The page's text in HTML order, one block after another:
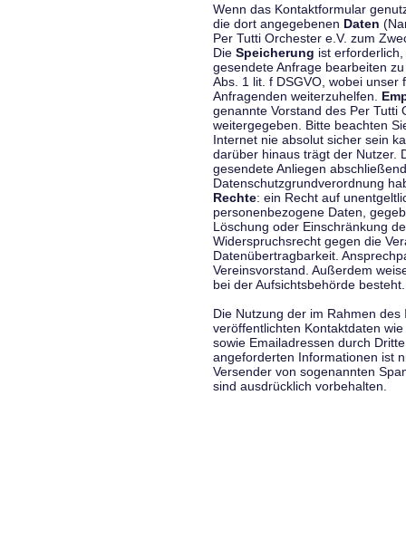
Wenn das Kontaktformular
die dort angegebenen Daten
Per Tutti Orchester e.V. zum
Die Speicherung ist
gesendete Anfrage bearbeiten
Abs. 1 lit. f DSGVO, wobei
Anfragenden weiterzuhelfen.
genannte Vorstand des Per Tutti
weitergegeben. Bitte beachten
Internet nie absolut sicher sein
darüber hinaus trägt der Nutzer.
gesendete Anliegen
Datenschutzgrundverordnung
Rechte: ein Recht auf
personenbezogene Daten,
Löschung oder Einschränkung
Widerspruchsrecht gegen die
Datenübertragbarkeit.
Vereinsvorstand. Außerdem
bei der Aufsichtsbehörde besteht.
Die Nutzung der im Rahmen
veröffentlichten Kontaktdaten
sowie Emailadressen durch
angeforderten Informationen ist
Versender von sogenannten
sind ausdrücklich vorbehalten.